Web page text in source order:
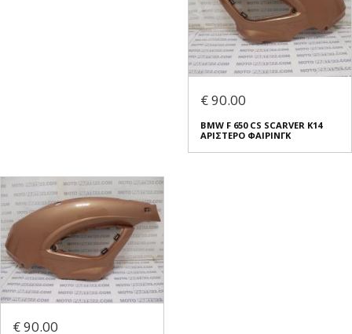
€ 90.00
BMW F 650 CS SCARVER K14
ΑΡΙΣΤΕΡΟ ΦΑΙΡΙΝΓΚ
€ 90.00